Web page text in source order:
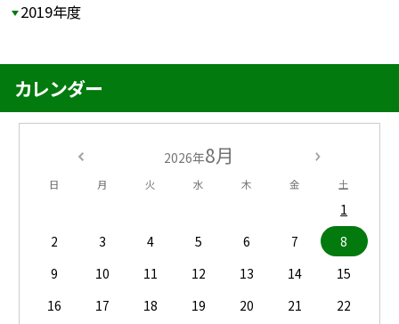
2019年度
カレンダー
2026年8月
日 月 火 水 木 金 土
1
2
3 4 5 6 7
8
9
10 11 12 13 14
15
16
17 18 19 20 21
22